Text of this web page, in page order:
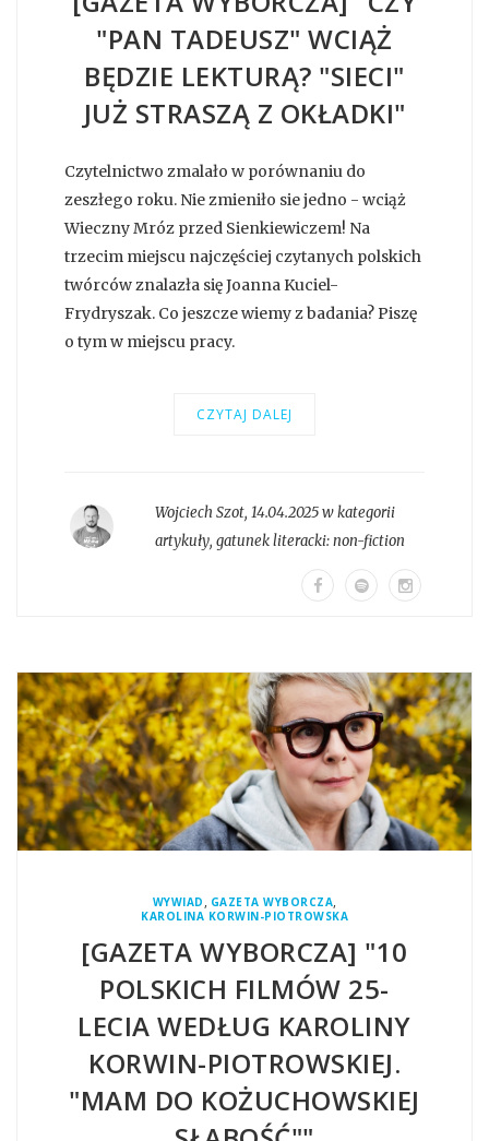
"PAN TADEUSZ" WCIĄŻ
BĘDZIE LEKTURĄ? "SIECI"
JUŻ STRASZĄ Z OKŁADKI"
Czytelnictwo zmalało w porównaniu do
zeszłego roku. Nie zmieniło sie jedno - wciąż
Wieczny Mróz przed Sienkiewiczem! Na
trzecim miejscu najczęściej czytanych polskich
twórców znalazła się Joanna Kuciel-
Frydryszak. Co jeszcze wiemy z badania? Piszę
o tym w miejscu pracy.
CZYTAJ DALEJ
Wojciech Szot, 14.04.2025 w kategorii
artykuły, gatunek literacki:non-fiction
WYWIAD , GAZETA WYBORCZA,
KAROLINA KORWIN-PIOTROWSKA
[GAZETA WYBORCZA] "10
POLSKICH FILMÓW 25-
LECIA WEDŁUG KAROLINY
KORWIN-PIOTROWSKIEJ.
"MAM DO KOŻUCHOWSKIEJ